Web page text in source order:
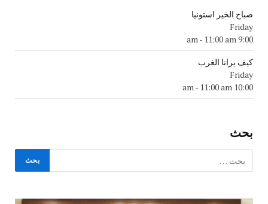
صباح الخير استونيا
Friday
9:00 am
- 11:00 am
كيف يرانا الغرب
Friday
10:00 am
- 11:00 am
بحث